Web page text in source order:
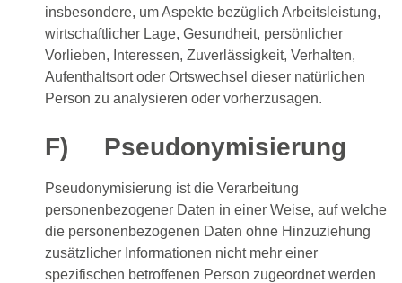
insbesondere, um Aspekte bezüglich Arbeitsleistung,
wirtschaftlicher Lage, Gesundheit, persönlicher
Vorlieben, Interessen, Zuverlässigkeit, Verhalten,
Aufenthaltsort oder Ortswechsel dieser natürlichen
Person zu analysieren oder vorherzusagen.
F) Pseudonymisierung
Pseudonymisierung ist die Verarbeitung
personenbezogener Daten in einer Weise, auf welche
die personenbezogenen Daten ohne Hinzuziehung
zusätzlicher Informationen nicht mehr einer
spezifischen betroffenen Person zugeordnet werden